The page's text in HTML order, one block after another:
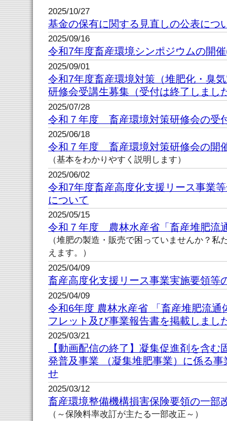
2025/10/27
基金の保有に関する見直しの公表につ
2025/09/16
令和7年度畜産環境シンポジウムの開
2025/09/01
令和7年度畜産環境対策（堆肥化・臭
研修会受講生募集（受付は終了しまし
2025/07/28
令和７年度 畜産環境対策研修会の受
2025/06/18
令和７年度 畜産環境対策研修会の開
（基本をわかりやすく説明します）
2025/06/02
令和7年度畜産高度化支援リース事業
について
2025/05/15
令和７年度 農林水産省「畜産堆肥流
（堆肥の製造・販売で困っていませんか？私
えます。）
2025/04/09
畜産高度化支援リース事業実施要領等
2025/04/09
令和6年度 農林水産省 「畜産堆肥流通
フレット及び事業報告書を掲載しまし
2025/03/21
【動画配信の終了】凝集促進剤を含む
発普及事業 （凝集堆肥事業）に係る
せ
2025/03/12
畜産環境整備機構損害保険要領の一部
（～保険料率改訂が主たる一部改正～）